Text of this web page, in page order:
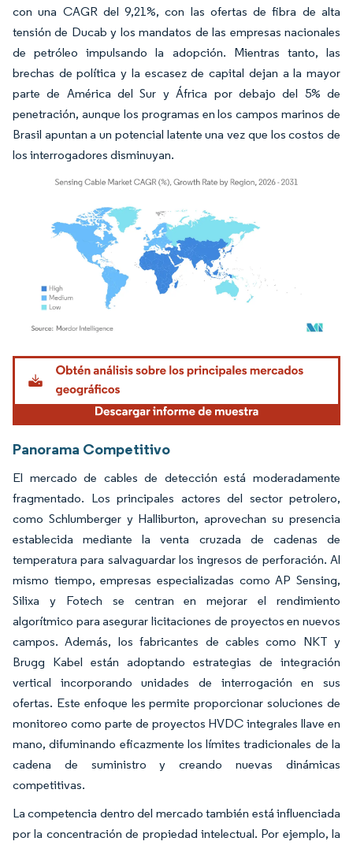
con una CAGR del 9,21%, con las ofertas de fibra de alta
tensión de Ducab y los mandatos de las empresas nacionales
de petróleo impulsando la adopción. Mientras tanto, las
brechas de política y la escasez de capital dejan a la mayor
parte de América del Sur y África por debajo del 5% de
penetración, aunque los programas en los campos marinos de
Brasil apuntan a un potencial latente una vez que los costos de
los interrogadores disminuyan.
Imagen © Mordor Intelligence. El uso requiere atribución según CC BY 4.0.
Panorama Competitivo
El mercado de cables de detección está moderadamente
fragmentado. Los principales actores del sector petrolero,
como Schlumberger y Halliburton, aprovechan su presencia
establecida mediante la venta cruzada de cadenas de
temperatura para salvaguardar los ingresos de perforación. Al
mismo tiempo, empresas especializadas como AP Sensing,
Silixa y Fotech se centran en mejorar el rendimiento
algorítmico para asegurar licitaciones de proyectos en nuevos
campos. Además, los fabricantes de cables como NKT y
Brugg Kabel están adoptando estrategias de integración
vertical incorporando unidades de interrogación en sus
ofertas. Este enfoque les permite proporcionar soluciones de
monitoreo como parte de proyectos HVDC integrales llave en
mano, difuminando eficazmente los límites tradicionales de la
cadena de suministro y creando nuevas dinámicas
competitivas.
La competencia dentro del mercado también está influenciada
por la concentración de propiedad intelectual. Por ejemplo, la